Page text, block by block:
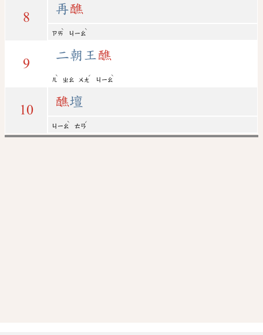
8
再醮
ㄗㄞ
ˋ
ㄐㄧㄠ
ˋ
9
二朝王醮
ㄦ
ˋ
ㄓㄠ ㄨㄤ
ˊ
ㄐㄧㄠ
ˋ
10
醮壇
ㄐㄧㄠ
ˋ
ㄊㄢ
ˊ